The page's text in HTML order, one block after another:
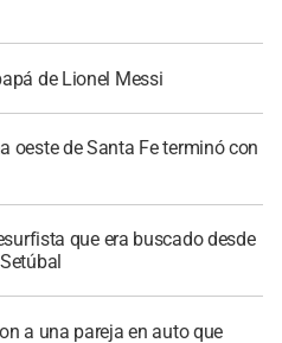
de Lionel Messi
oeste de Santa Fe terminó con
que era buscado desde
a una pareja en auto que